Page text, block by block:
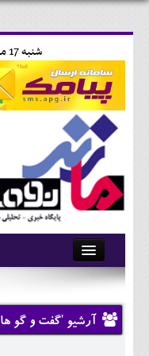
شنبه 17 مرداد 1405-19:33-
آرشیو
تماس با ما
وبلاگ
آرشیو 'گفت و گو ها